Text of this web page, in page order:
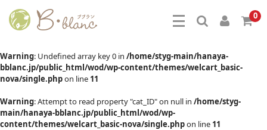
0
Warning: Undefined array key 0 in /home/styg-main/hanaya-
bblanc.jp/public_html/wod/wp-content/themes/welcart_basic-
nova/single.phpon line 11
Warning: Attempt to read property "cat_ID" on null in /home/styg-
main/hanaya-bblanc.jp/public_html/wod/wp-
content/themes/welcart_basic-nova/single.phpon line 11